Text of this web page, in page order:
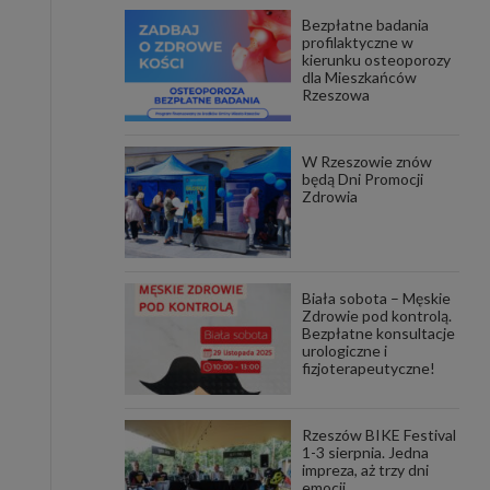
Aby
i ich
w
gdy
do
Bezpłatne badania
profilaktyczne w
kierunku osteoporozy
dla Mieszkańców
Rzeszowa
W Rzeszowie znów
będą Dni Promocji
Zdrowia
Biała sobota – Męskie
Zdrowie pod kontrolą.
Bezpłatne konsultacje
urologiczne i
fizjoterapeutyczne!
Rzeszów BIKE Festival
1-3 sierpnia. Jedna
impreza, aż trzy dni